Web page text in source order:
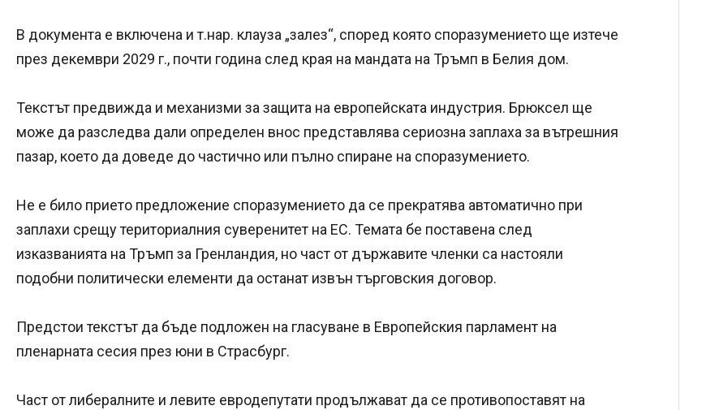
В документа е включена и т.нар. клауза „залез“, според която споразумението ще изтече
през декември 2029 г., почти година след края на мандата на Тръмп в Белия дом.
Текстът предвижда и механизми за защита на европейската индустрия. Брюксел ще
може да разследва дали определен внос представлява сериозна заплаха за вътрешния
пазар, което да доведе до частично или пълно спиране на споразумението.
Не е било прието предложение споразумението да се прекратява автоматично при
заплахи срещу териториалния суверенитет на ЕС. Темата бе поставена след
изказванията на Тръмп за Гренландия, но част от държавите членки са настояли
подобни политически елементи да останат извън търговския договор.
Предстои текстът да бъде подложен на гласуване в Европейския парламент на
пленарната сесия през юни в Страсбург.
Част от либералните и левите евродепутати продължават да се противопоставят на